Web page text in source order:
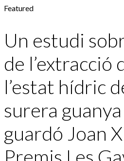
Featured
Un estudi
de l’extracció
l’estat hídric
surera
guardó Joan